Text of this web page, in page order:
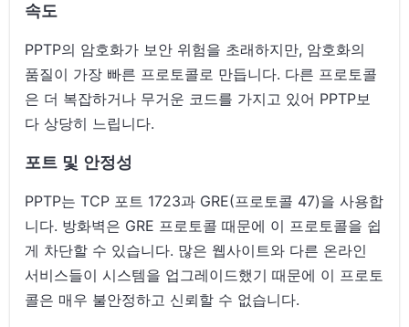
속도
PPTP의 암호화가 보안 위험을 초래하지만, 암호화의
품질이 가장 빠른 프로토콜로 만듭니다. 다른 프로토콜
은 더 복잡하거나 무거운 코드를 가지고 있어 PPTP보
다 상당히 느립니다.
포트 및 안정성
PPTP는 TCP 포트 1723과 GRE(프로토콜 47)을 사용합
니다. 방화벽은 GRE 프로토콜 때문에 이 프로토콜을 쉽
게 차단할 수 있습니다. 많은 웹사이트와 다른 온라인
서비스들이 시스템을 업그레이드했기 때문에 이 프로토
콜은 매우 불안정하고 신뢰할 수 없습니다.